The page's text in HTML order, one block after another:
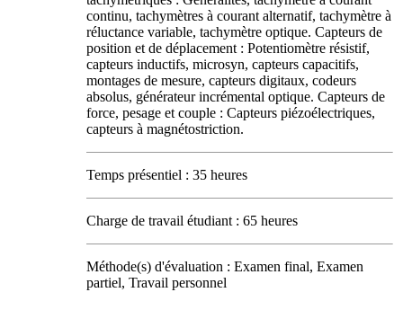
continu, tachymètres à courant alternatif, tachymètre à
réluctance variable, tachymètre optique. Capteurs de
position et de déplacement : Potentiomètre résistif,
capteurs inductifs, microsyn, capteurs capacitifs,
montages de mesure, capteurs digitaux, codeurs
absolus, générateur incrémental optique. Capteurs de
force, pesage et couple : Capteurs piézoélectriques,
capteurs à magnétostriction.
Temps présentiel : 35 heures
Charge de travail étudiant : 65 heures
Méthode(s) d'évaluation : Examen final, Examen
partiel, Travail personnel